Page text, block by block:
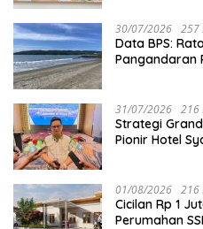
30/07/2026 257
Data BPS:
Pangandaran
31/07/2026 216
Strategi
Pionir Hotel
01/08/2026 216
Cicilan Rp 1
Perumahan